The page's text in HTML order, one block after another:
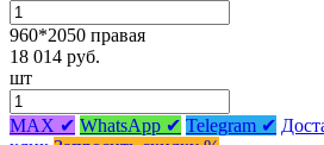
960*2050 правая
18 014 руб.
шт
MAX ✔ WhatsApp ✔ Telegram ✔